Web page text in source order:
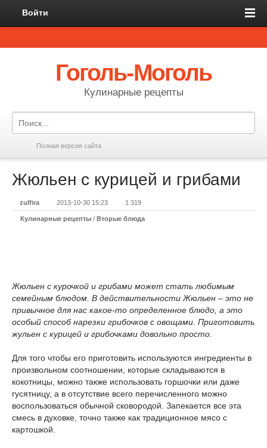
Войти
Гоголь-Моголь
Кулинарные рецепты
Полная версия сайта
Жюльен с курицей и грибами
zulfira 2013-10-30 15:23 1 319
Кулинарные рецепты / Вторые блюда
Жюльен с курочкой и грибами может стать любимым
семейным блюдом. В действительности Жюльен – это не
привычное для нас какое-то определенное блюдо, а это
особый способ нарезки грибочков с овощами. Приготовить
жульен с курицей и грибочками довольно просто.
Для того чтобы его приготовить используются ингредиенты в
произвольном соотношении, которые складываются в
кокотницы, можно также использовать горшочки или даже
гусятницу, а в отсутствие всего перечисленного можно
воспользоваться обычной сковородой. Запекается все эта
смесь в духовке, точно также как традиционное мясо с
картошкой.